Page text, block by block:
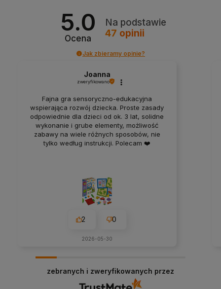
5.0
Ocena
Na podstawie
47 opinii
Jak zbieramy opinie?
Joanna
zweryfikowano
Fajna gra sensoryczno-edukacyjna
wspierająca rozwój dziecka. Proste zasady
odpowiednie dla dzieci od ok. 3 lat, solidne
wykonanie i grube elementy, możliwość
zabawy na wiele różnych sposobów, nie
tylko według instrukcji. Polecam ❤️
2 0
2026-05-30
zebranych i zweryfikowanych przez